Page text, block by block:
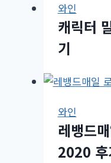
와인
캐릭터
기
와인
레뱅드
2020 후